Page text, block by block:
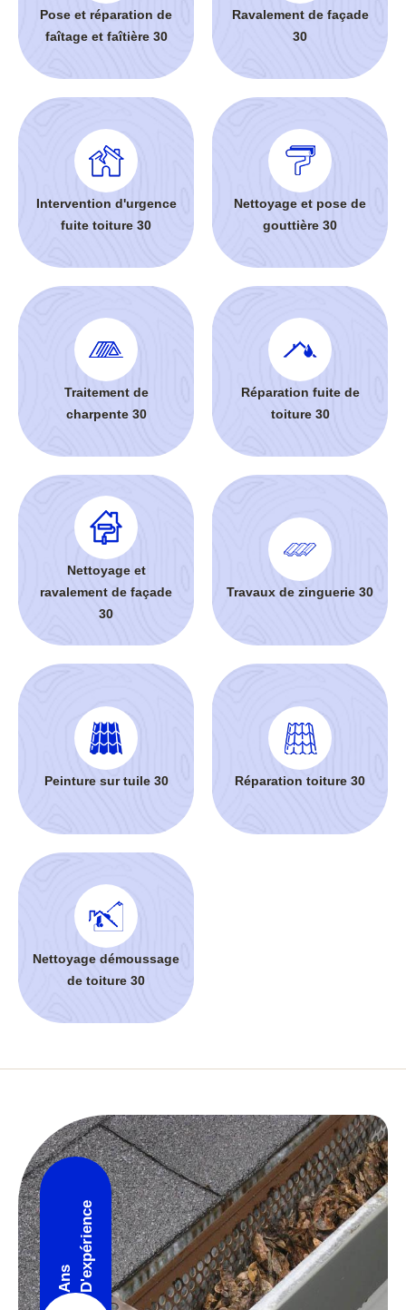
Pose et réparation de
faîtage et faîtière 30
Ravalement de façade
30
Intervention d'urgence
fuite toiture 30
Nettoyage et pose de
gouttière 30
Traitement de
charpente 30
Réparation fuite de
toiture 30
Nettoyage et
ravalement de façade
30
Travaux de zinguerie 30
Peinture sur tuile 30 Réparation toiture 30
Nettoyage démoussage
de toiture 30
Ans D'expérience